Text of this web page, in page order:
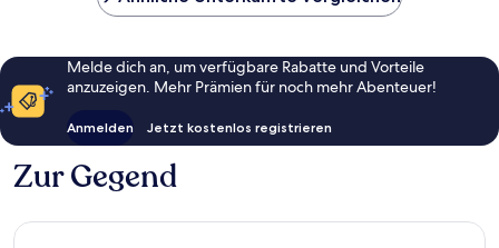
Melde dich an, um verfügbare Rabatte und Vorteile
anzuzeigen. Mehr Prämien für noch mehr Abenteuer!
Anmelden Jetzt kostenlos registrieren
Zur Gegend